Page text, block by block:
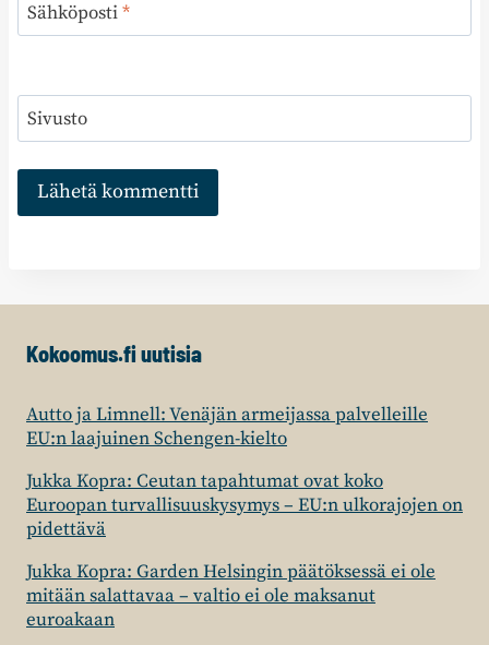
Sähköposti*
Sivusto
Kokoomus.fi uutisia
Autto ja Limnell: Venäjän armeijassa palvelleille
EU:n laajuinen Schengen-kielto
Jukka Kopra: Ceutan tapahtumat ovat koko
Euroopan turvallisuuskysymys – EU:n ulkorajojen on
pidettävä
Jukka Kopra: Garden Helsingin päätöksessä ei ole
mitään salattavaa – valtio ei ole maksanut
euroakaan